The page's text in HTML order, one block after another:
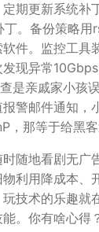
期更新系统补
。备份策略用
件。监控工具
现异常10Gbps
是亲戚家小孩误
警邮件通知，
，那等于给黑客
随地看剧无广
利用降成本、
玩技术的乐趣
。你有啥心得